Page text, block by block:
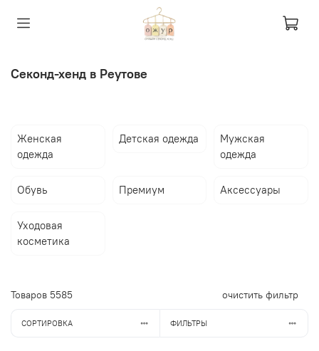
Секонд-хенд в Реутове
Женская
одежда
Детская одежда
Мужская
одежда
Обувь Премиум Аксессуары
Уходовая
косметика
Товаров 5585 очистить фильтр
СОРТИРОВКА ФИЛЬТРЫ